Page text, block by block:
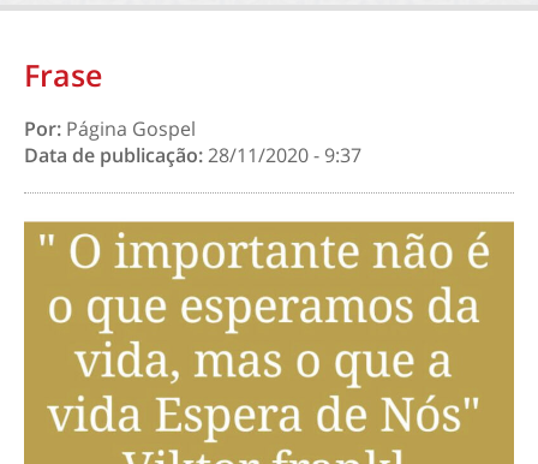
Frase
Por: Página Gospel
Data de publicação:28/11/2020 - 9:37